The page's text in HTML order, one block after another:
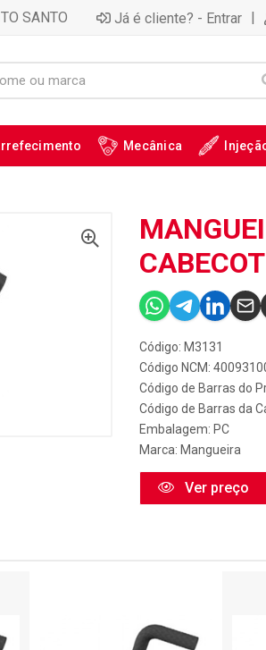
SANTO Já é cliente? - Entrar |
Mecânica
Código: M3131
Código NCM:
Código de Barras do
Código de Barras da
Embalagem: PC
Marca: Mangueira
Ver preço